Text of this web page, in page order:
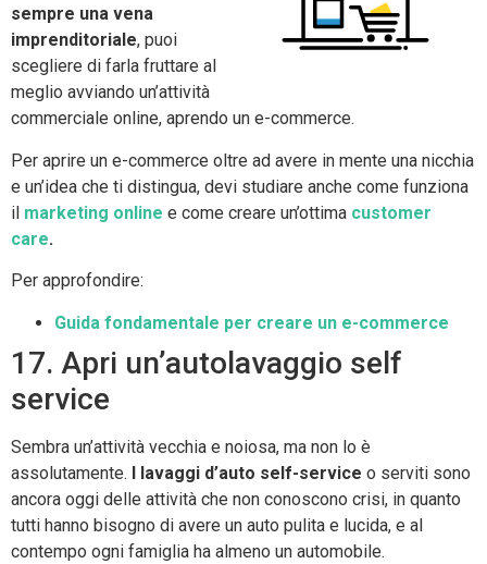
sempre una vena
imprenditoriale, puoi
scegliere di farla fruttare al
meglio avviando un’attività
commerciale online, aprendo un e-commerce.
Per aprire un e-commerce oltre ad avere in mente una nicchia
e un’idea che ti distingua, devi studiare anche come funziona
il marketing online e come creare un’ottima customer
care.
Per approfondire:
Guida fondamentale per creare un e-commerce
17. Apri un’autolavaggio self
service
Sembra un’attività vecchia e noiosa, ma non lo è
assolutamente. I lavaggi d’auto self-service o serviti sono
ancora oggi delle attività che non conoscono crisi, in quanto
tutti hanno bisogno di avere un auto pulita e lucida, e al
contempo ogni famiglia ha almeno un automobile.